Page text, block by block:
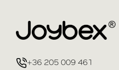
+36 205 009 461